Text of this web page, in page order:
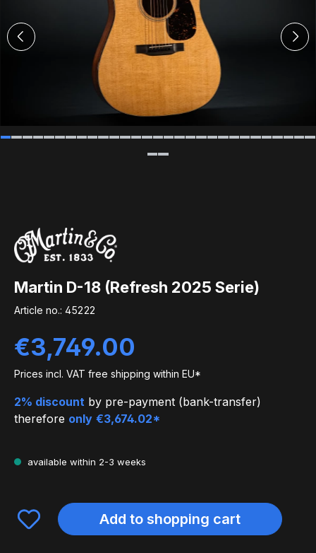
Martin D-18 (Refresh 2025 Serie)
Article no.: 45222
Regular price:
€3,749.00
Prices incl. VAT free shipping within EU*
2% discount by pre-payment (bank-transfer)
therefore only €3,674.02*
available within 2-3 weeks
Add to shopping cart